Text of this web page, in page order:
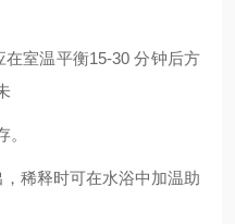
室温平衡15-30 分钟后方
稀释时可在水浴中加温助